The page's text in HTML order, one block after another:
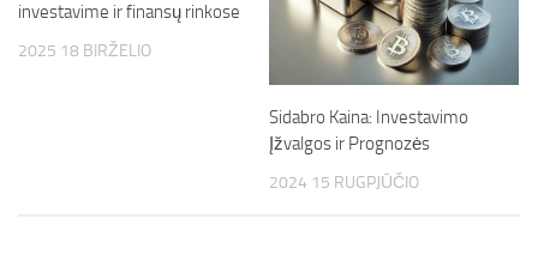
investavime ir finansų rinkose
2025 18 BIRŽELIO
Sidabro Kaina: Investavimo
Įžvalgos ir Prognozės
2024 15 RUGPJŪČIO